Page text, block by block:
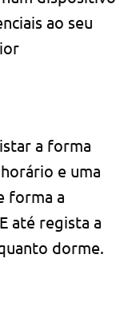
ao seu
a forma
e uma
forma a
até regista a
dorme.